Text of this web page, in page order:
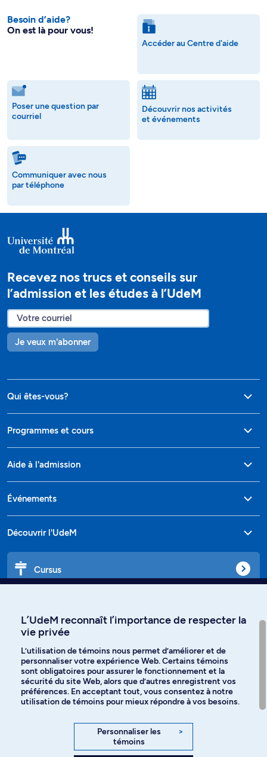
Besoin d’aide?
On est là pour vous!
Accéder au Centre d'aide
Poser une question par
courriel
Découvrir nos activités
et événements
Communiquer avec nous
par téléphone
Recevez nos trucs et conseils sur
l’admission et les études à l’UdeM
Je veux m'abonner
Qui êtes-vous?
Programmes et cours
Aide à l'admission
Événements
Découvrir l'UdeM
Cursus
Langues
Facebook Instagram
YouTube
L’UdeM reconnaît l’importance de respecter la
vie privée
L’utilisation de témoins nous permet d’améliorer et de
personnaliser votre expérience Web. Certains témoins
sont obligatoires pour assurer le fonctionnement et la
sécurité du site Web, alors que d’autres enregistrent vos
préférences. En acceptant tout, vous consentez à notre
utilisation de témoins pour mieux répondre à vos besoins.
Personnaliser les
témoins
>